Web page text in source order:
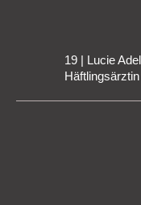
19 | Lucie